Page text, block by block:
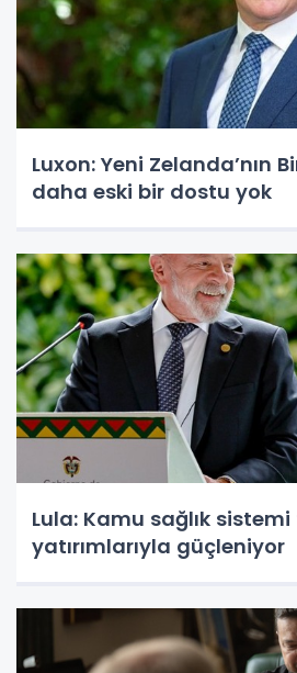
Luxon: Yeni Zelanda’nın
daha eski bir dostu yok
Lula: Kamu sağlık
yatırımlarıyla güçleniyor